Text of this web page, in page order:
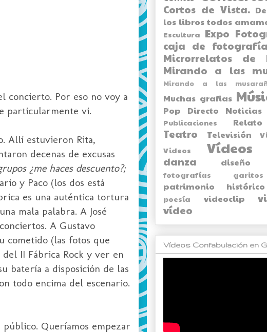
concierto. Por eso no voy a
particularmente vi.
Allí estuvieron Rita,
decenas de excusas
¿me haces descuento?;
y Paco (los dos está
es una auténtica tortura
mala palabra. A José
A Gustavo
cometido (las fotos que
del II Fábrica Rock y ver en
batería a disposición de las
todo encima del escenario.
Queríamos empezar
Cortos de Vista.
los libros todos
Escultura Expo
caja de
Microrrelatos de
Mirando a las
Mirando a las
Muchas grafias
Pop Directo Noticias
Publicaciones Relato
Teatro Televisión
Videos
Vídeos
danza diseño
fotografías garitos
patrimonio histórico
poesía videoclip
vídeo
Vídeos Confabulación en